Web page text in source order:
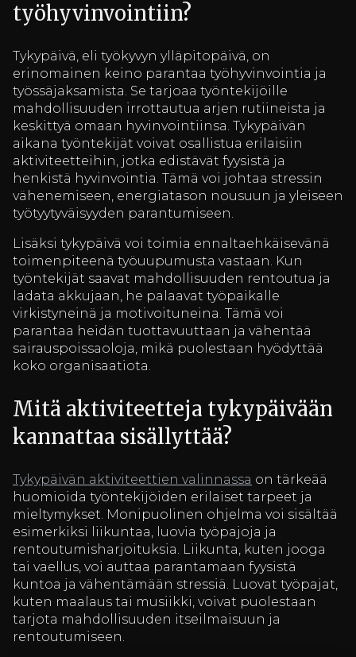
työhyvinvointiin?
Tykypäivä, eli työkyvyn ylläpitopäivä, on
erinomainen keino parantaa työhyvinvointia ja
työssäjaksamista. Se tarjoaa työntekijöille
mahdollisuuden irrottautua arjen rutiineista ja
keskittyä omaan hyvinvointiinsa. Tykypäivän
aikana työntekijät voivat osallistua erilaisiin
aktiviteetteihin, jotka edistävät fyysistä ja
henkistä hyvinvointia. Tämä voi johtaa stressin
vähenemiseen, energiatason nousuun ja yleiseen
työtyytyväisyyden parantumiseen.
Lisäksi tykypäivä voi toimia ennaltaehkäisevänä
toimenpiteenä työuupumusta vastaan. Kun
työntekijät saavat mahdollisuuden rentoutua ja
ladata akkujaan, he palaavat työpaikalle
virkistyneinä ja motivoituneina. Tämä voi
parantaa heidän tuottavuuttaan ja vähentää
sairauspoissaoloja, mikä puolestaan hyödyttää
koko organisaatiota.
Mitä aktiviteetteja tykypäivään
kannattaa sisällyttää?
Tykypäivän aktiviteettien valinnassa on tärkeää
huomioida työntekijöiden erilaiset tarpeet ja
mieltymykset. Monipuolinen ohjelma voi sisältää
esimerkiksi liikuntaa, luovia työpajoja ja
rentoutumisharjoituksia. Liikunta, kuten jooga
tai vaellus, voi auttaa parantamaan fyysistä
kuntoa ja vähentämään stressiä. Luovat työpajat,
kuten maalaus tai musiikki, voivat puolestaan
tarjota mahdollisuuden itseilmaisuun ja
rentoutumiseen.